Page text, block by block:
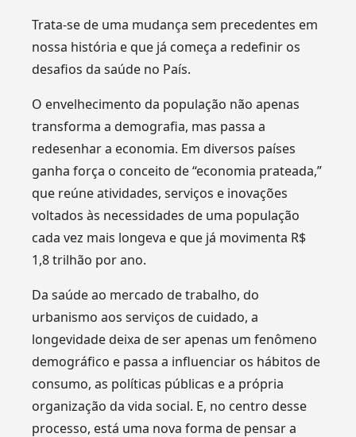
Trata-se de uma mudança sem precedentes em
nossa história e que já começa a redefinir os
desafios da saúde no País.
O envelhecimento da população não apenas
transforma a demografia, mas passa a
redesenhar a economia. Em diversos países
ganha força o conceito de “economia prateada,”
que reúne atividades, serviços e inovações
voltados às necessidades de uma população
cada vez mais longeva e que já movimenta R$
1,8 trilhão por ano.
Da saúde ao mercado de trabalho, do
urbanismo aos serviços de cuidado, a
longevidade deixa de ser apenas um fenômeno
demográfico e passa a influenciar os hábitos de
consumo, as políticas públicas e a própria
organização da vida social. E, no centro desse
processo, está uma nova forma de pensar a